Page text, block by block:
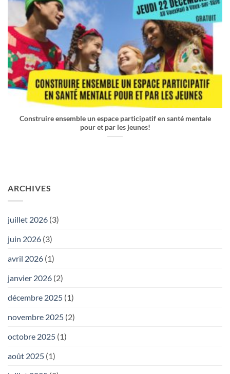
Construire ensemble un espace participatif en santé mentale
pour et par les jeunes!
ARCHIVES
juillet 2026 (3)
juin 2026 (3)
avril 2026 (1)
janvier 2026 (2)
décembre 2025 (1)
novembre 2025 (2)
octobre 2025 (1)
août 2025 (1)